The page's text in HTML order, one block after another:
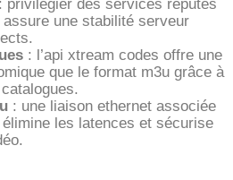
: privilégier des services réputés
une stabilité serveur
: l’api xtream codes offre une
que le format m3u grâce à
: une liaison ethernet associée
les latences et sécurise